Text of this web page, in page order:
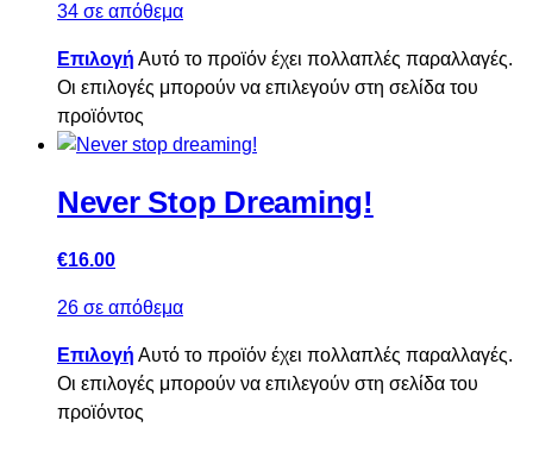
34 σε απόθεμα
Επιλογή Αυτό το προϊόν έχει πολλαπλές παραλλαγές.
Οι επιλογές μπορούν να επιλεγούν στη σελίδα του
προϊόντος
Never Stop Dreaming!
€16.00
26 σε απόθεμα
Επιλογή Αυτό το προϊόν έχει πολλαπλές παραλλαγές.
Οι επιλογές μπορούν να επιλεγούν στη σελίδα του
προϊόντος